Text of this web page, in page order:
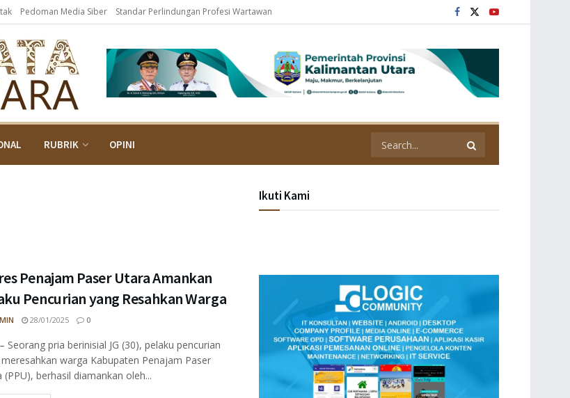
Pedoman Media Siber Standar Perlindungan Profesi Wartawan
RUBRIK OPINI
Penajam Paser Utara Amankan
Pencurian yang Resahkan Warga
28/01/2025 0
Seorang pria berinisial JG (30), pelaku pencurian
warga Kabupaten Penajam Paser
(PPU), berhasil diamankan oleh...
Ikuti Kami